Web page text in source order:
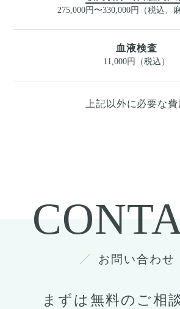
275,000円〜330,000円（税込、
血液検査
11,000円（税込）
上記以外に必要な
お問い合わせ
まずは無料のご相